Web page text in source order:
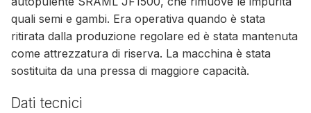
quali semi e gambi. Era operativa quando è stata
ritirata dalla produzione regolare ed è stata mantenuta
come attrezzatura di riserva. La macchina è stata
sostituita da una pressa di maggiore capacità.
Dati tecnici